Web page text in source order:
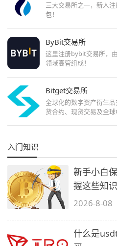
三大交易所之一，新人
包！
ByBit交易所
这里注册bybit交易所，
领域高管组成！
Bitget交易所
全球化的数字资产衍生
货合约、现货交易及全球
入门知识
新手小白
握这些知
2026-8-08
什么是